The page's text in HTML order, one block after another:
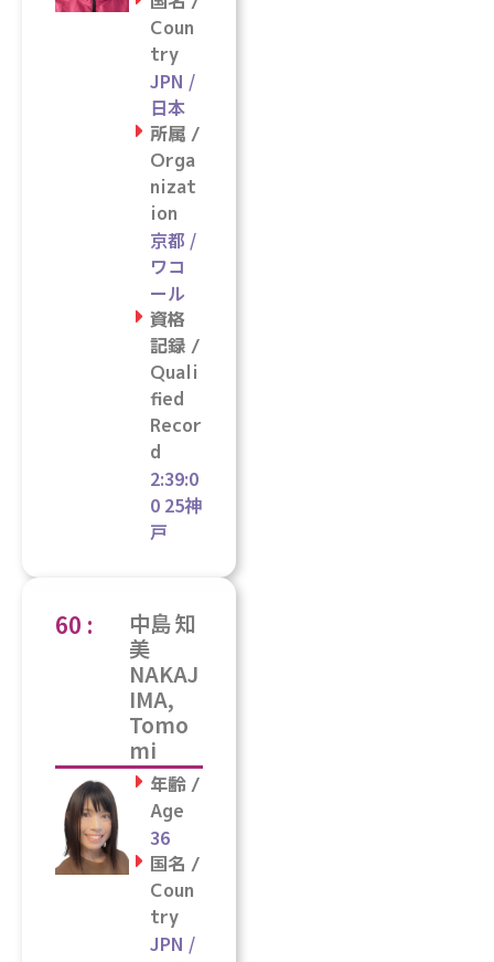
Coun
try
JPN /
日本
所属 /
Orga
nizat
ion
京都 /
ワコ
ール
資格
記録 /
Quali
fied
Recor
d
2:39:0
0 25神
戸
60 :
中島 知
美
NAKAJ
IMA,
Tomo
mi
年齢 /
Age
36
国名 /
Coun
try
JPN /